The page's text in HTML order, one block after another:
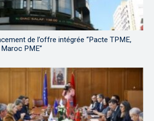
de l’offre intégrée “Pacte TPME,
PME”